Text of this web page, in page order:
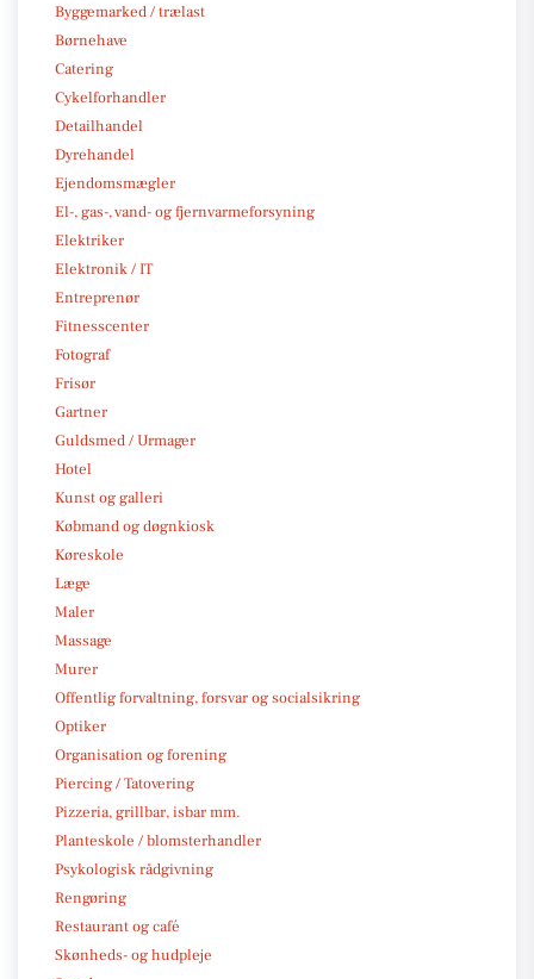
Byggemarked / trælast
Børnehave
Catering
Cykelforhandler
Detailhandel
Dyrehandel
Ejendomsmægler
El-, gas-, vand- og fjernvarmeforsyning
Elektriker
Elektronik / IT
Entreprenør
Fitnesscenter
Fotograf
Frisør
Gartner
Guldsmed / Urmager
Hotel
Kunst og galleri
Købmand og døgnkiosk
Køreskole
Læge
Maler
Massage
Murer
Offentlig forvaltning, forsvar og socialsikring
Optiker
Organisation og forening
Piercing / Tatovering
Pizzeria, grillbar, isbar mm.
Planteskole / blomsterhandler
Psykologisk rådgivning
Rengøring
Restaurant og café
Skønheds- og hudpleje